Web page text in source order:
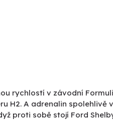
rychlostí v závodní
H2. A adrenalin spolehlivě
proti sobě stojí Ford